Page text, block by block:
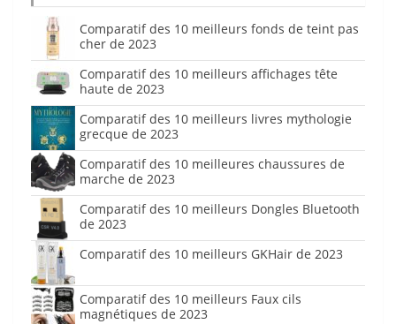
Comparatif des 10 meilleurs fonds de teint pas
cher de 2023
Comparatif des 10 meilleurs affichages tête
haute de 2023
Comparatif des 10 meilleurs livres mythologie
grecque de 2023
Comparatif des 10 meilleures chaussures de
marche de 2023
Comparatif des 10 meilleurs Dongles Bluetooth
de 2023
Comparatif des 10 meilleurs GKHair de 2023
Comparatif des 10 meilleurs Faux cils
magnétiques de 2023